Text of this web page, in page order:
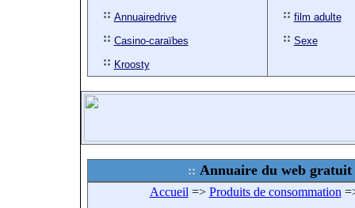
Annuairedrive
Casino-caraïbes
Kroosty
film adulte
Sexe
Annuaire du web gratuit
Accueil => Produits de consommation